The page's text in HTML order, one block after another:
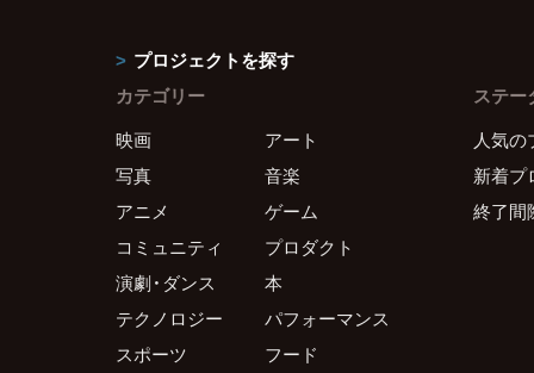
プロジェクトを探す
カテゴリー
映画
アート
写真
音楽
アニメ
ゲーム
コミュニティ
プロダクト
演劇・ダンス
本
テクノロジー
パフォーマンス
スポーツ
フード
ステー
人気の
新着プ
終了間